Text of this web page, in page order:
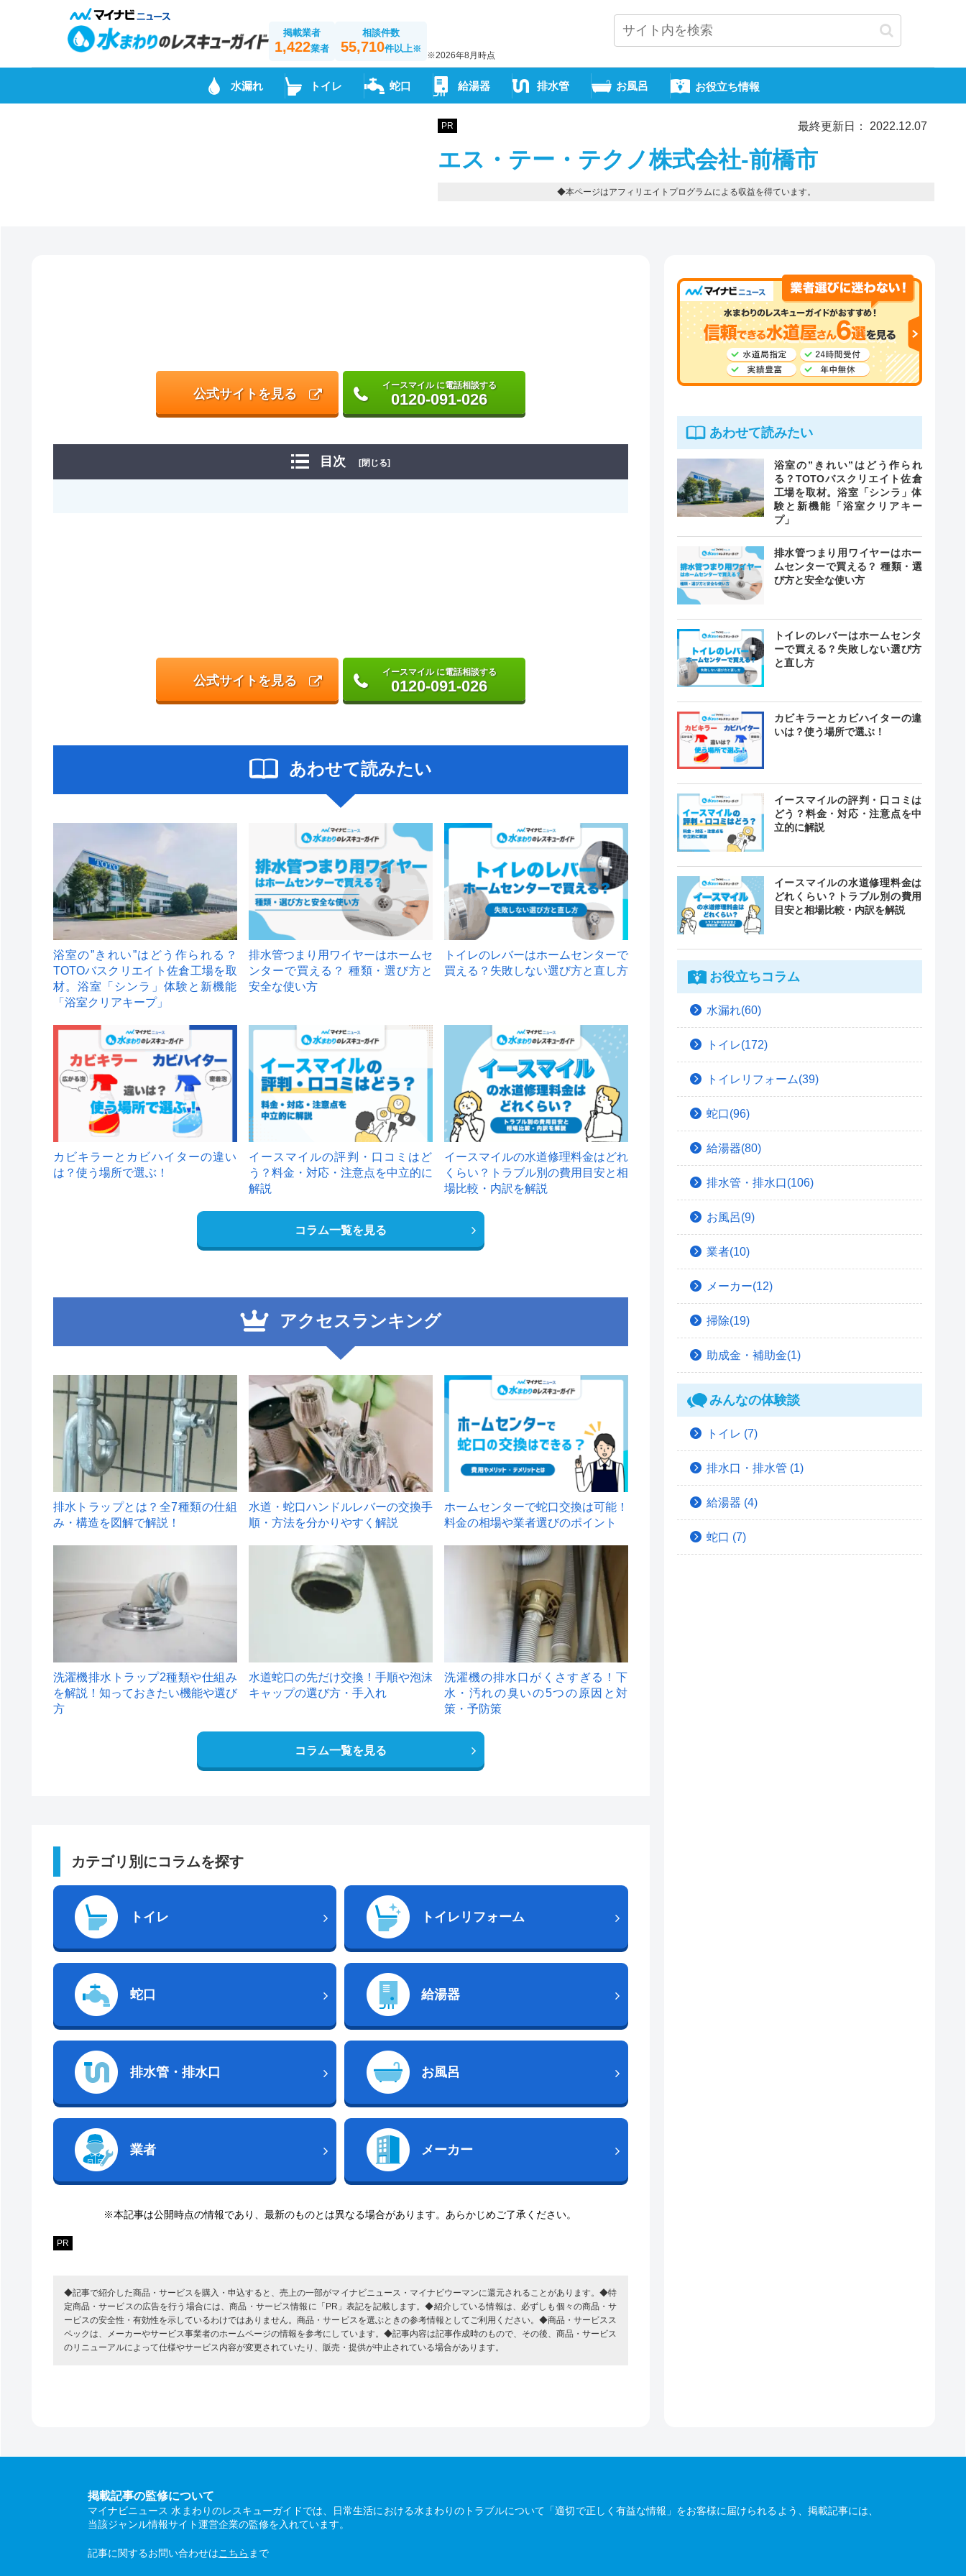
掲載業者
1,422業者
相談件数
55,710件以上※
※2026年8月時点
水漏れ トイレ 蛇口 給湯器 排水管 お風呂 お役立ち情報
PR 最終更新日： 2022.12.07
エス・テー・テクノ株式会社-前橋市
◆本ページはアフィリエイトプログラムによる収益を得ています。
公式サイトを見る
イースマイル に電話相談する
0120-091-026
目次 [閉じる]
公式サイトを見る
イースマイル に電話相談する
0120-091-026
あわせて読みたい
浴室の”きれい”はどう作られる？
TOTOバスクリエイト佐倉工場を取
材。浴室「シンラ」体験と新機能
「浴室クリアキープ」
排水管つまり用ワイヤーはホームセ
ンターで買える？ 種類・選び方と
安全な使い方
トイレのレバーはホームセンターで
買える？失敗しない選び方と直し方
カビキラーとカビハイターの違い
は？使う場所で選ぶ！
イースマイルの評判・口コミはど
う？料金・対応・注意点を中立的に
解説
イースマイルの水道修理料金はどれ
くらい？トラブル別の費用目安と相
場比較・内訳を解説
コラム一覧を見る
アクセスランキング
1
排水トラップとは？全7種類の仕組
み・構造を図解で解説！
2
水道・蛇口ハンドルレバーの交換手
順・方法を分かりやすく解説
ホームセンターで蛇口交換は可能！
料金の相場や業者選びのポイント
洗濯機排水トラップ2種類や仕組み
を解説！知っておきたい機能や選び
方
水道蛇口の先だけ交換！手順や泡沫
キャップの選び方・手入れ
洗濯機の排水口がくさすぎる！下
水・汚れの臭いの5つの原因と対
策・予防策
コラム一覧を見る
カテゴリ別にコラムを探す
トイレ トイレリフォーム
蛇口 給湯器
排水管・排水口 お風呂
業者 メーカー
※本記事は公開時点の情報であり、最新のものとは異なる場合があります。あらかじめご了承ください。
PR
◆記事で紹介した商品・サービスを購入・申込すると、売上の一部がマイナビニュース・マイナビウーマンに還元されることがあります。◆特
定商品・サービスの広告を行う場合には、商品・サービス情報に「PR」表記を記載します。◆紹介している情報は、必ずしも個々の商品・サ
ービスの安全性・有効性を示しているわけではありません。商品・サービスを選ぶときの参考情報としてご利用ください。◆商品・サービスス
ペックは、メーカーやサービス事業者のホームページの情報を参考にしています。◆記事内容は記事作成時のもので、その後、商品・サービス
のリニューアルによって仕様やサービス内容が変更されていたり、販売・提供が中止されている場合があります。
あわせて読みたい
浴室の”きれい”はどう作られ
る？TOTOバスクリエイト佐倉
工場を取材。浴室「シンラ」体
験と新機能「浴室クリアキー
プ」
排水管つまり用ワイヤーはホー
ムセンターで買える？ 種類・選
び方と安全な使い方
トイレのレバーはホームセンタ
ーで買える？失敗しない選び方
と直し方
カビキラーとカビハイターの違
いは？使う場所で選ぶ！
イースマイルの評判・口コミは
どう？料金・対応・注意点を中
立的に解説
イースマイルの水道修理料金は
どれくらい？トラブル別の費用
目安と相場比較・内訳を解説
お役立ちコラム
水漏れ(60)
トイレ(172)
トイレリフォーム(39)
蛇口(96)
給湯器(80)
排水管・排水口(106)
お風呂(9)
業者(10)
メーカー(12)
掃除(19)
助成金・補助金(1)
みんなの体験談
トイレ (7)
排水口・排水管 (1)
給湯器 (4)
蛇口 (7)
掲載記事の監修について
マイナビニュース 水まわりのレスキューガイドでは、日常生活における水まわりのトラブルについて「適切で正しく有益な情報」をお客様に届けられるよう、掲載記事には、
当該ジャンル情報サイト運営企業の監修を入れています。
記事に関するお問い合わせはこちら まで